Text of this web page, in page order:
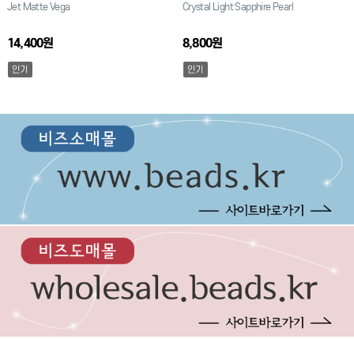
Jet Matte Vega
14,400원
인기
Crystal Light Sapphire Pearl
8,800원
인기